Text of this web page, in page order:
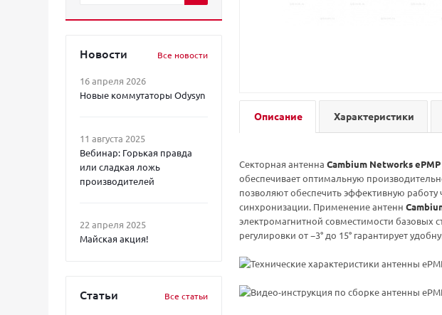
Новости Все новости
16 апреля 2026
Новые коммутаторы Odysyn
11 августа 2025
Вебинар: Горькая правда
или сладкая ложь
производителей
22 апреля 2025
Майская акция!
Статьи Все статьи
Описание Характеристики
Секторная антенна Cambium Networks ePMP
обеспечивает оптимальную
позволяют обеспечить эффективную
синхронизации. Применение антенн
электромагнитной совместимости базовых
регулировки от −3° до 15° гарантирует